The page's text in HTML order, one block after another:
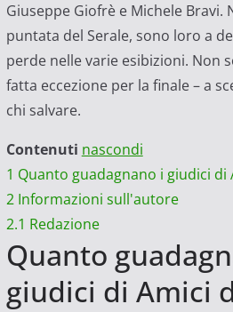
Giuseppe Giofrè e Michele Bravi.
puntata del Serale, sono loro a
perde nelle varie esibizioni. Non
fatta eccezione per la finale – a
chi salvare.
Contenuti nascondi
1 Quanto guadagnano i giudici di
2 Informazioni sull'autore
2.1 Redazione
Quanto
giudici di Amici